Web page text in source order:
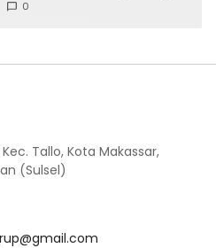
0
Tallo, Kota Makassar,
(Sulsel)